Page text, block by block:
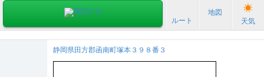
ルート
地図
天気
静岡県田方郡函南町塚本３９８番３